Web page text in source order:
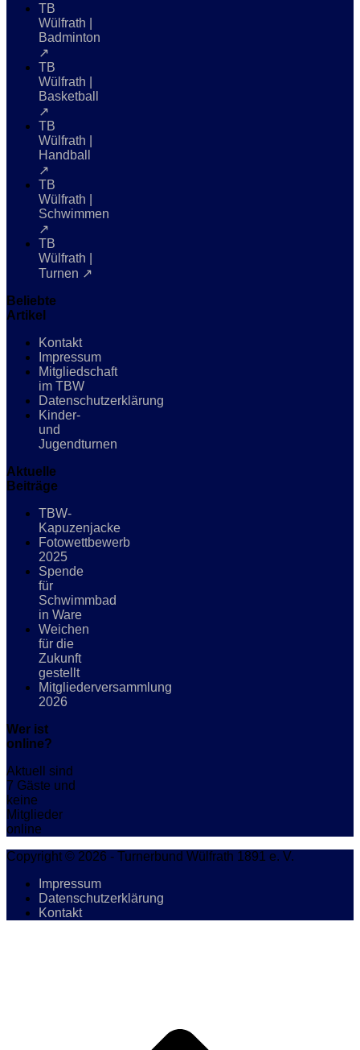
TB
Wülfrath |
Badminton
↗
TB
Wülfrath |
Basketball
↗
TB
Wülfrath |
Handball
↗
TB
Wülfrath |
Schwimmen
↗
TB
Wülfrath |
Turnen ↗
Beliebte
Artikel
Kontakt
Impressum
Mitgliedschaft
im TBW
Datenschutzerklärung
Kinder-
und
Jugendturnen
Aktuelle
Beiträge
TBW-
Kapuzenjacke
Fotowettbewerb
2025
Spende
für
Schwimmbad
in Ware
Weichen
für die
Zukunft
gestellt
Mitgliederversammlung
2026
Wer ist
online?
Aktuell sind
7 Gäste und
keine
Mitglieder
online
Copyright © 2026 - Turnerbund Wülfrath 1891 e. V.
Impressum
Datenschutzerklärung
Kontakt